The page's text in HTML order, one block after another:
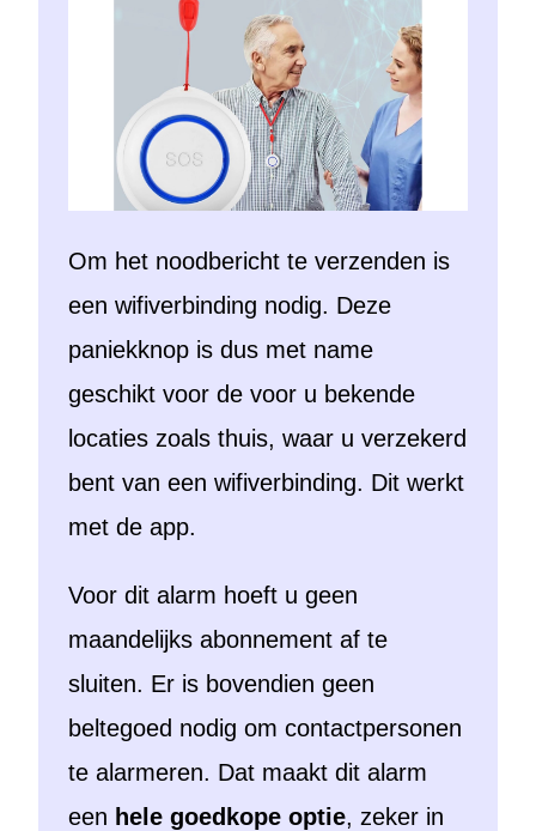
Om het noodbericht te verzenden is
een wifiverbinding nodig. Deze
paniekknop is dus met name
geschikt voor de voor u bekende
locaties zoals thuis, waar u verzekerd
bent van een wifiverbinding. Dit werkt
met de app.
Voor dit alarm hoeft u geen
maandelijks abonnement af te
sluiten. Er is bovendien geen
beltegoed nodig om contactpersonen
te alarmeren. Dat maakt dit alarm
een hele goedkope optie, zeker in